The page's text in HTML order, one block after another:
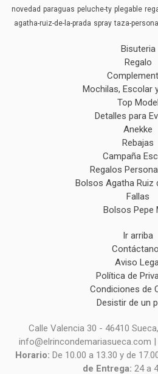
novedad paraguas peluche-ty plegable
agatha-ruiz-de-la-prada spray taza-
Bisuteria
Regalo
Mochilas, Escolar
Top Model
Detalles para
Anekke
Rebajas
Campaña
Regalos
Bolsos Agatha Ruiz
Fallas
Bolsos Pepe
Ir arriba
Aviso
Política de
Condiciones de
Desistir de un
Calle Valencia 30 - 46410
info@elrincondemariasueca.com |
Horario: De 10.00 a 13.30 y de
de Entrega: 24 a